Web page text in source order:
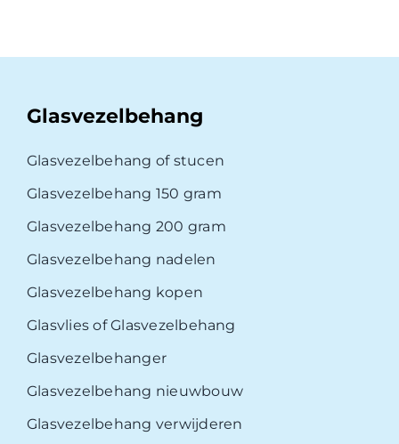
Glasvezelbehang
Glasvezelbehang of stucen
Glasvezelbehang 150 gram
Glasvezelbehang 200 gram
Glasvezelbehang nadelen
Glasvezelbehang kopen
Glasvlies of Glasvezelbehang
Glasvezelbehanger
Glasvezelbehang nieuwbouw
Glasvezelbehang verwijderen